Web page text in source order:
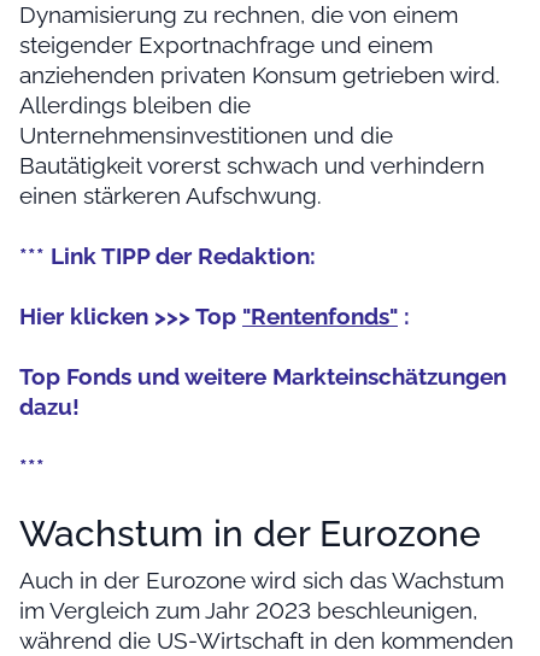
Dynamisierung zu rechnen, die von einem
steigender Exportnachfrage und einem
anziehenden privaten Konsum getrieben wird.
Allerdings bleiben die
Unternehmensinvestitionen und die
Bautätigkeit vorerst schwach und verhindern
einen stärkeren Aufschwung.
*** Link TIPP der Redaktion:
Hier klicken >>> Top "Rentenfonds" :
Top Fonds und weitere Markteinschätzungen
dazu!
***
Wachstum in der Eurozone
Auch in der Eurozone wird sich das Wachstum
im Vergleich zum Jahr 2023 beschleunigen,
während die US-Wirtschaft in den kommenden